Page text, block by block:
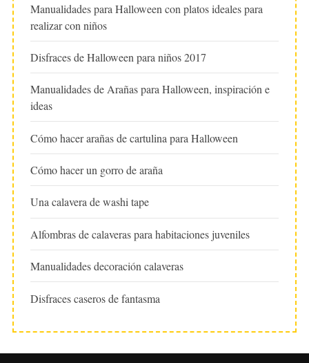
Manualidades para Halloween con platos ideales para
realizar con niños
Disfraces de Halloween para niños 2017
Manualidades de Arañas para Halloween, inspiración e
ideas
Cómo hacer arañas de cartulina para Halloween
Cómo hacer un gorro de araña
Una calavera de washi tape
Alfombras de calaveras para habitaciones juveniles
Manualidades decoración calaveras
Disfraces caseros de fantasma